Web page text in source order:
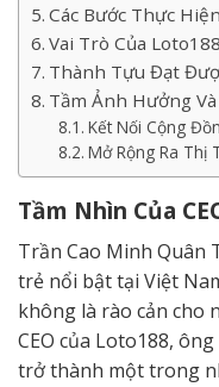
Các Bước Thực
Vai Trò Của
Thành Tựu Đạt
Tầm Ảnh Hưởng
Kết Nối Cộng
Mở Rộng Ra Thị
Tầm Nhìn Của
Trần Cao Minh Quân
trẻ nổi bật tại Việt
không là rào cản cho
CEO của Loto188,
trở thành một trong